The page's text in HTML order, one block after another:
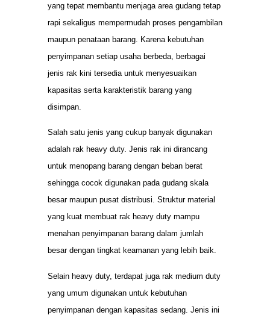
yang tepat membantu menjaga area gudang tetap
rapi sekaligus mempermudah proses pengambilan
maupun penataan barang. Karena kebutuhan
penyimpanan setiap usaha berbeda, berbagai
jenis rak kini tersedia untuk menyesuaikan
kapasitas serta karakteristik barang yang
disimpan.
Salah satu jenis yang cukup banyak digunakan
adalah rak heavy duty. Jenis rak ini dirancang
untuk menopang barang dengan beban berat
sehingga cocok digunakan pada gudang skala
besar maupun pusat distribusi. Struktur material
yang kuat membuat rak heavy duty mampu
menahan penyimpanan barang dalam jumlah
besar dengan tingkat keamanan yang lebih baik.
Selain heavy duty, terdapat juga rak medium duty
yang umum digunakan untuk kebutuhan
penyimpanan dengan kapasitas sedang. Jenis ini